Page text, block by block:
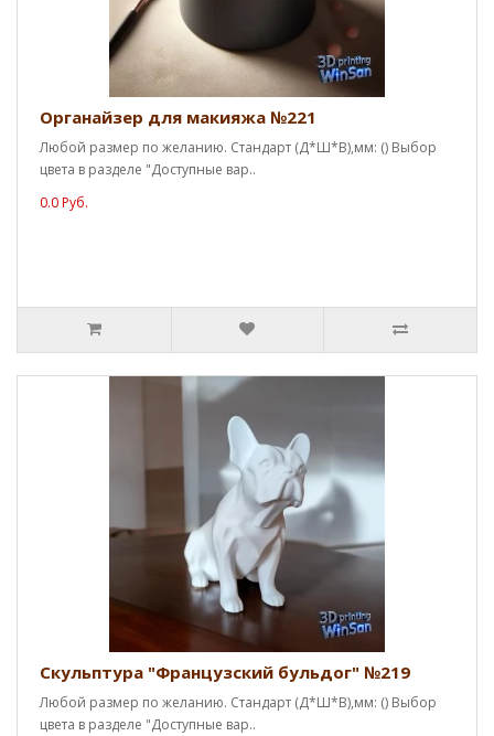
Органайзер для макияжа №221
Любой размер по желанию. Стандарт (Д*Ш*В),мм: () Выбор
цвета в разделе "Доступные вар..
0.0 Руб.
Скульптура "Французский бульдог" №219
Любой размер по желанию. Стандарт (Д*Ш*В),мм: () Выбор
цвета в разделе "Доступные вар..